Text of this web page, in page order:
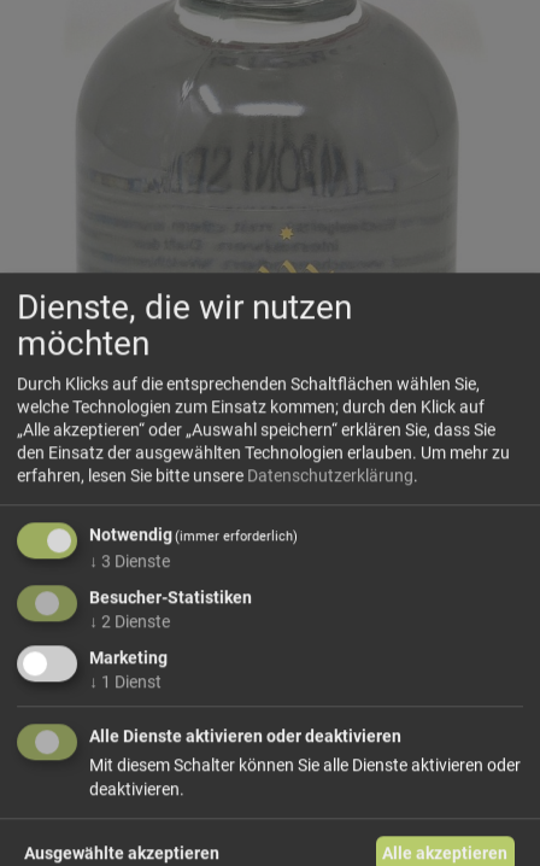
Waldhimbeer Geist Walcher
Der Walcher Waldhimbeer Geistist eine klare
Edelspirituose aus aromatischen Waldhimbeeren.
Fruchtbetont, fein und intensiv im Geschmack – klassisch
Dienste, die wir nutzen
möchten
Durch Klicks auf die entsprechenden Schaltflächen wählen Sie,
welche Technologien zum Einsatz kommen; durch den Klick auf
„Alle akzeptieren“ oder „Auswahl speichern“ erklären Sie, dass Sie
den Einsatz der ausgewählten Technologien erlauben. Um mehr zu
erfahren, lesen Sie bitte unsere Datenschutzerklärung.
Notwendig(immer erforderlich)
↓ 3 Dienste
Besucher-Statistiken
↓ 2 Dienste
Marketing
↓ 1 Dienst
Alle Dienste aktivieren oder deaktivieren
Mit diesem Schalter können Sie alle Dienste aktivieren oder
deaktivieren.
Ausgewählte akzeptieren Alle akzeptieren